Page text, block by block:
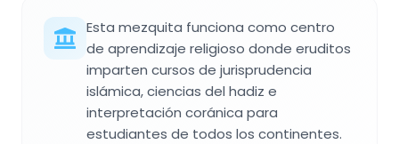
Esta mezquita funciona como centro
de aprendizaje religioso donde eruditos
imparten cursos de jurisprudencia
islámica, ciencias del hadiz e
interpretación coránica para
estudiantes de todos los continentes.